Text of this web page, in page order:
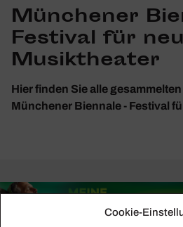
Cookie-
Münchener
Festival für
Musiktheater
Hier finden Sie alle
Münchener Biennale - Festival